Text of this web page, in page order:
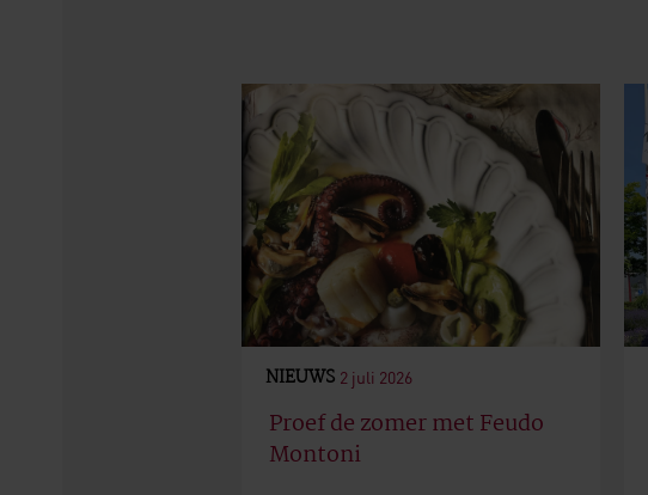
NIEUWS 2 juli 2026
Proef de zomer met Feudo
Montoni